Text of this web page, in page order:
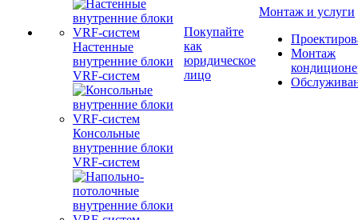
Настенные
внутренние блоки
VRF-систем
Консольные
внутренние блоки
VRF-систем
Покупайте
как
юридическое
лицо
Монтаж и услуги
Монтаж